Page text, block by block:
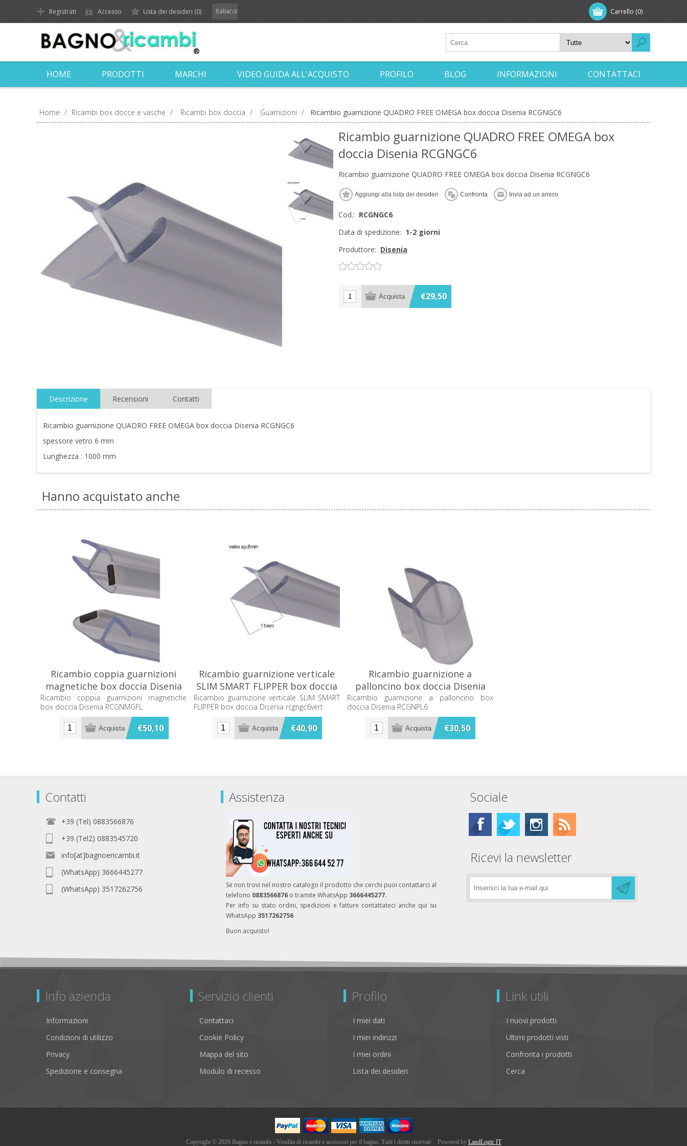
Carrello (0)
Registrati Accesso Lista dei desideri (0) Italiano
HOME PRODOTTI MARCHI VIDEO GUIDA ALL'ACQUISTO PROFILO BLOG INFORMAZIONI CONTATTACI
Home / Ricambi box docce e vasche / Ricambi box doccia / Guarnizioni / Ricambio guarnizione QUADRO FREE OMEGA box doccia Disenia RCGNGC6
Ricambio guarnizione QUADRO FREE OMEGA box
doccia Disenia RCGNGC6
Ricambio guarnizione QUADRO FREE OMEGA box doccia Disenia RCGNGC6
Cod.: RCGNGC6
Data di spedizione: 1-2 giorni
Produttore: Disenia
€29,50
Descrizione Recensioni Contatti
Ricambio guarnizione QUADRO FREE OMEGA box doccia Disenia RCGNGC6
spessore vetro 6 mm
Lunghezza : 1000 mm
Hanno acquistato anche
Ricambio coppia guarnizioni
magnetiche box doccia Disenia
RCGNMGFL
Ricambio coppia guarnizioni magnetiche
box doccia Disenia RCGNMGFL
€50,10
Ricambio guarnizione verticale
SLIM SMART FLIPPER box doccia
Disenia rcgngc6vert
Ricambio guarnizione verticale SLIM SMART
FLIPPER box doccia Disenia rcgngc6vert
€40,90
Ricambio guarnizione a
palloncino box doccia Disenia
RCGNPL6
Ricambio guarnizione a palloncino box
doccia Disenia RCGNPL6
€30,50
Contatti
+39 (Tel) 0883566876
+39 (Tel2) 0883545720
info[at]bagnoericambi.it
(WhatsApp) 3666445277
(WhatsApp) 3517262756
Assistenza
Se non trovi nel nostro catalogo il prodotto che cerchi puoi contattarci al
telefono 0883566876 o tramite WhatsApp 3666445277.
Per info su stato ordini, spedizioni e fatture contattateci anche qui su
WhatsApp 3517262756
Buon acquisto!
Sociale
Ricevi la newsletter
Info azienda
Informazioni
Condizioni di utilizzo
Privacy
Spedizione e consegna
Servizio clienti
Contattaci
Cookie Policy
Mappa del sito
Modulo di recesso
Profilo
I miei dati
I miei indirizzi
I miei ordini
Lista dei desideri
Link utili
I nuovi prodotti
Ultimi prodotti visti
Confronta i prodotti
Cerca
Copyright © 2026 Bagno e ricambi - Vendita di ricambi e accessori per il bagno. Tutti i diritti riservati Powered by LandLogic IT